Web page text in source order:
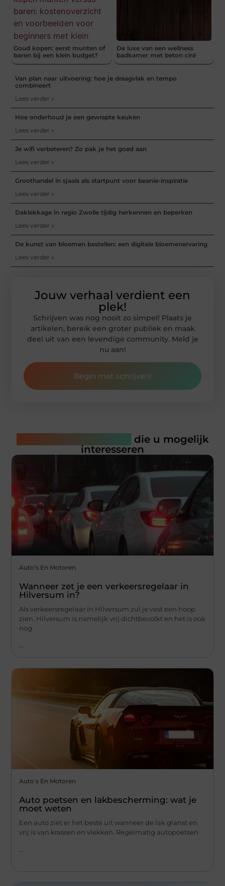
Goud kopen: eerst munten of
baren bij een klein budget?
De luxe van een wellness
badkamer met beton ciré
Van plan naar uitvoering: hoe je draagvlak en tempo
combineert
Lees verder »
Hoe onderhoud je een gewrapte keuken
Lees verder »
Je wifi verbeteren? Zo pak je het goed aan
Lees verder »
Groothandel in sjaals als startpunt voor beanie-inspiratie
Lees verder »
Daklekkage in regio Zwolle tijdig herkennen en beperken
Lees verder »
De kunst van bloemen bestellen: een digitale bloemenervaring
Lees verder »
Jouw verhaal verdient een
plek!
Schrijven was nog nooit zo simpel! Plaats je
artikelen, bereik een groter publiek en maak
deel uit van een levendige community. Meld je
nu aan!
Begin met schrijven!
die u mogelijk
interesseren
Auto's En Motoren
Wanneer zet je een verkeersregelaar in
Hilversum in?
Als verkeersregelaar in Hilversum zul je vast een hoop
zien. Hilversum is namelijk vrij dichtbevolkt en het is ook
nog
...
Auto's En Motoren
Auto poetsen en lakbescherming: wat je
moet weten
Een auto ziet er het beste uit wanneer de lak glanst en
vrij is van krassen en vlekken. Regelmatig autopoetsen